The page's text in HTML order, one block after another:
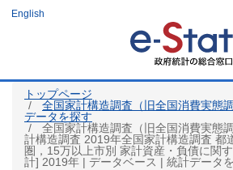
ツ
English
トップページ
全国家計構造調査（旧全国消費実態
データを探す
全国家計構造調査（旧全国消費実態
計構造調査 2019年全国家計構造調査 都
圏，15万以上市別 家計資産・負債に関
計] 2019年 | データベース | 統計データ